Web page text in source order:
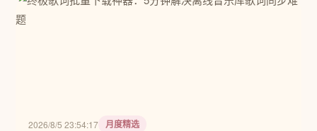
2026/8/5 23:54:17 月度精选